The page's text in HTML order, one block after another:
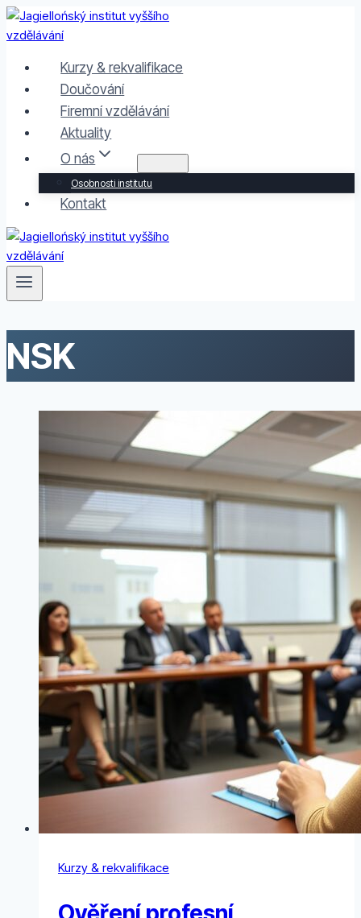
Přeskočit
na
Kurzy & rekvalifikace
Doučování
Firemní vzdělávání
Aktuality
O nás
Osobnosti institutu
Kontakt
NSK
Kurzy & rekvalifikace